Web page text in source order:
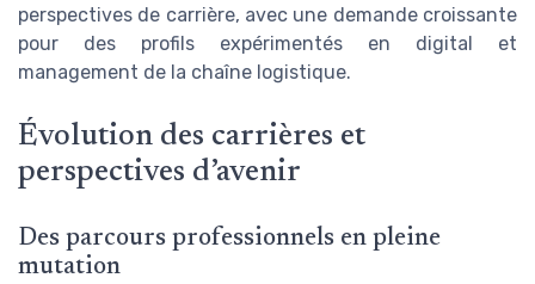
perspectives de carrière, avec une demande croissante
pour des profils expérimentés en digital et
management de la chaîne logistique.
Évolution des carrières et
perspectives d’avenir
Des parcours professionnels en pleine
mutation